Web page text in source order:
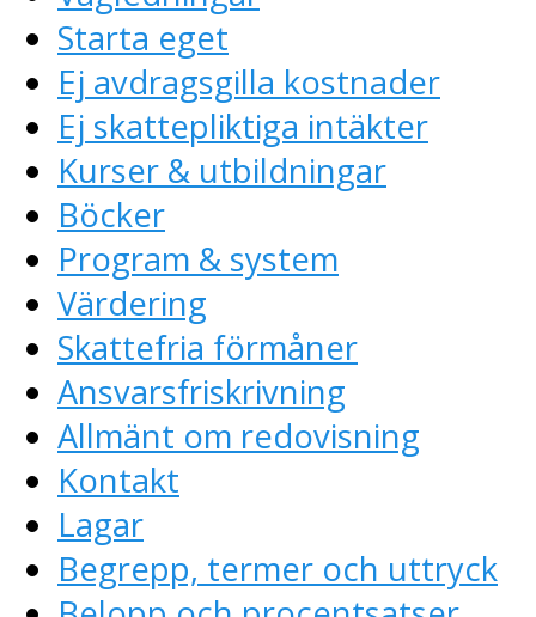
Starta eget
Ej avdragsgilla kostnader
Ej skattepliktiga intäkter
Kurser & utbildningar
Böcker
Program & system
Värdering
Skattefria förmåner
Ansvarsfriskrivning
Allmänt om redovisning
Kontakt
Lagar
Begrepp, termer och uttryck